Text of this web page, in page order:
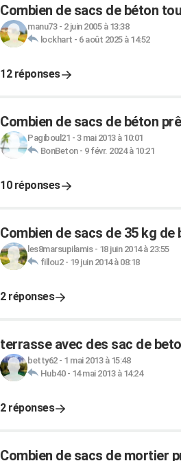
Combien de sacs de béton
manu73- 2 juin 2005 à 13:38
lockhart - 6 août 2025 à 14:52
12 réponses
Combien de sacs de béton
Pagiboul21 - 3 mai 2013 à 10:01
BonBeton- 9 févr. 2024 à 10:21
10 réponses
Combien de sacs de 35 kg de
les8marsupilamis- 18 juin 2014 à 23:55
fillou2- 19 juin 2014 à 08:18
2 réponses
terrasse avec des sac de
betty62- 1 mai 2013 à 15:48
Hub40- 14 mai 2013 à 14:24
2 réponses
Combien de sacs de mortier